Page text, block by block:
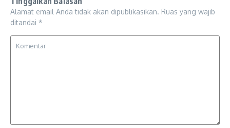
Alamat email Anda tidak akan dipublikasikan. Ruas yang wajib
ditandai *